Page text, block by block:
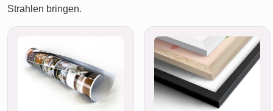
Strahlen bringen.